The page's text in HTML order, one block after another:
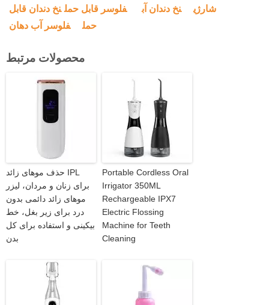
شارژی
نخ دندان آب فلوسر قابل حمل نخ دندان قابل
حمل
فلوسر آب دهان
محصولات مرتبط
حذف موهای زائد IPL
برای زنان و مردان، لیزر
موهای زائد دائمی بدون
درد برای زیر بغل، خط
بیکینی و استفاده برای کل
بدن
Portable Cordless Oral
Irrigator 350ML
Rechargeable IPX7
Electric Flossing
Machine for Teeth
Cleaning